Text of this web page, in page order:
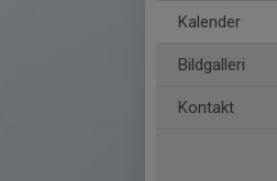
Kalender
Bildgalleri
Kontakt